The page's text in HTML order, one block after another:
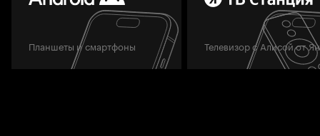
Планшеты и смартфоны Телевизор с Алисой от